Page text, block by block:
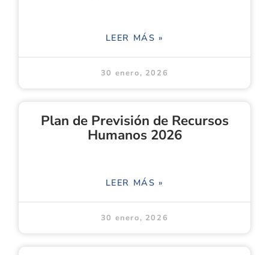
LEER MÁS »
30 enero, 2026
Plan de Previsión de Recursos
Humanos 2026
LEER MÁS »
30 enero, 2026